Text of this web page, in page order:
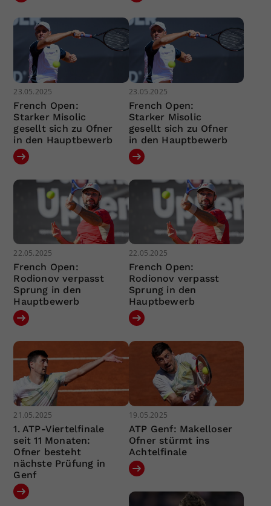
23.05.2025
French Open:
Starker Misolic
gesellt sich zu Ofner
in den Hauptbewerb
23.05.2025
French Open:
Starker Misolic
gesellt sich zu Ofner
in den Hauptbewerb
22.05.2025
French Open:
Rodionov verpasst
Sprung in den
Hauptbewerb
22.05.2025
French Open:
Rodionov verpasst
Sprung in den
Hauptbewerb
21.05.2025
1. ATP-Viertelfinale
seit 11 Monaten:
Ofner besteht
nächste Prüfung in
Genf
19.05.2025
ATP Genf: Makelloser
Ofner stürmt ins
Achtelfinale